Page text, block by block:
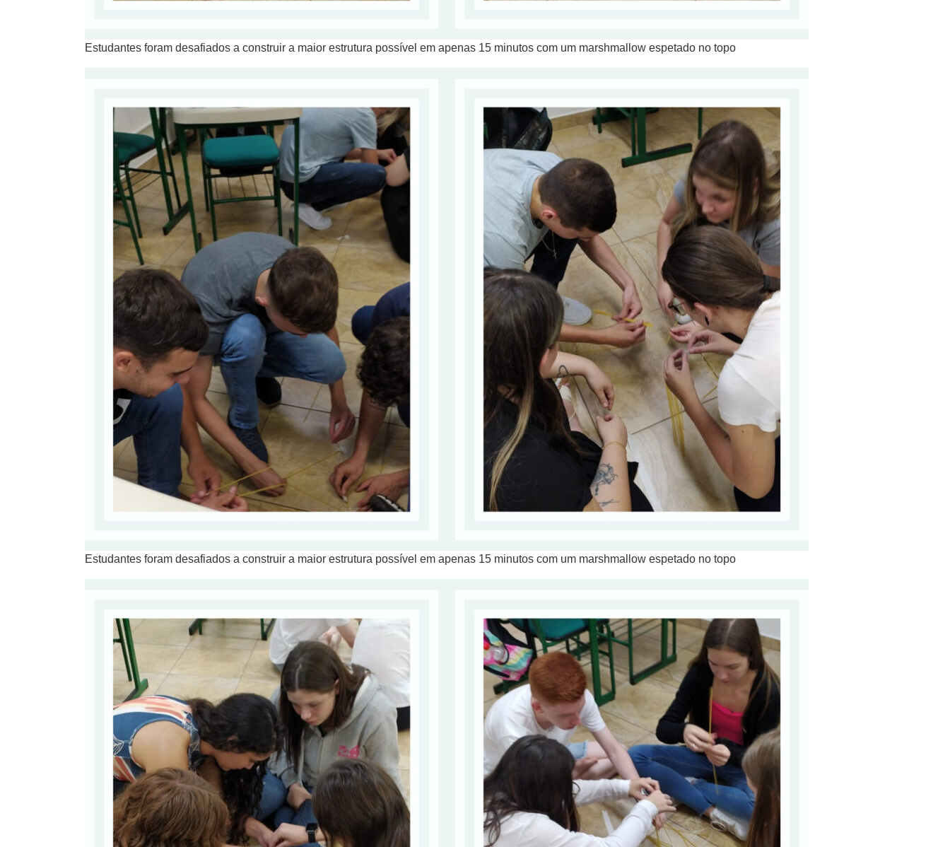
Estudantes foram desafiados a construir a maior estrutura possível em apenas 15 minutos com um marshmallow espetado no topo
Estudantes foram desafiados a construir a maior estrutura possível em apenas 15 minutos com um marshmallow espetado no topo